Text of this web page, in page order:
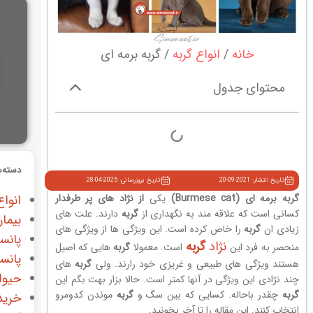
خانه انواع گربه گربه برمه ای
محتوای جدول
تاریخ انتشار: 2021-09-20 تاریخ بروزرسانی: 2025-04-28
گربه برمه ای (Burmese cat) یکی از نژاد های پر طرفدار
کسانی است که علاقه مند به نگهداری ازگربه دارند. علت های
زیادی ان گربه را خاص کرده است. این ویژگی ها از ویژگی های
منحصر به فرد این نژادگربه است. معمولا گربه هایی که اصیل
هستند ویژگی های طبیعی و غریزی خود رارند. ولی گربه های
چند نژادی این ویژگی در آنها کمتر است. حالا بزار بهت بگم این
گربه چقدر باحاله. کسایی که بین سگ وگربه موندن کدومرو